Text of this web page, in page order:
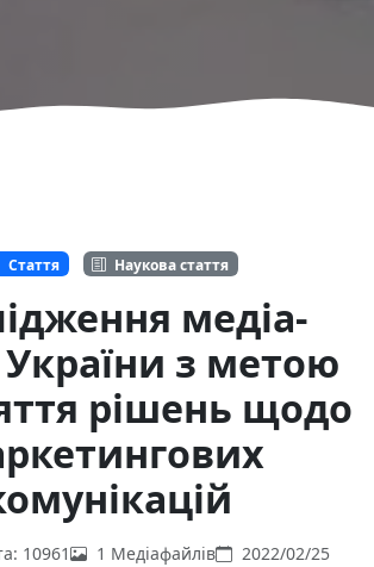
Стаття Наукова стаття
медіа-
з метою
рішень щодо
10961 1 Медіафайлів 2022/02/25